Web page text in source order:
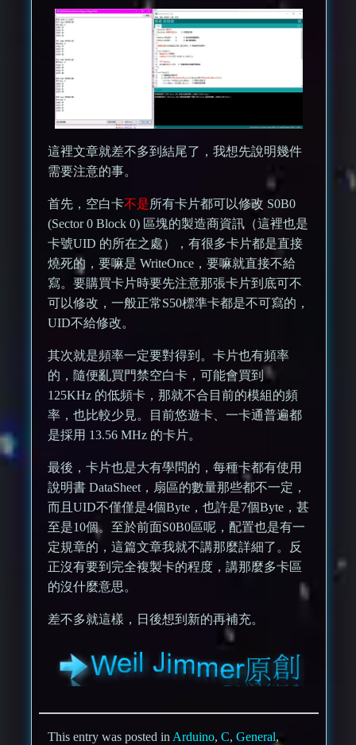
這裡文章就差不多到結尾了，我想先說明幾件
需要注意的事。
首先，空白卡不是所有卡片都可以修改 S0B0
(Sector 0 Block 0) 區塊的製造商資訊（這裡也是
卡號UID 的所在之處），有很多卡片都是直接
燒死的，要嘛是 WriteOnce，要嘛就直接不給
寫。要購買卡片時要先注意那張卡片到底可不
可以修改，一般正常S50標準卡都是不可寫的，
UID不給修改。
其次就是頻率一定要對得到。卡片也有頻率
的，隨便亂買門禁空白卡，可能會買到
125KHz 的低頻卡，那就不合目前的模組的頻
率，也比較少見。目前悠遊卡、一卡通普遍都
是採用 13.56 MHz 的卡片。
最後，卡片也是大有學問的，每種卡都有使用
說明書 DataSheet，扇區的數量那些都不一定，
而且UID不僅僅是4個Byte，也許是7個Byte，甚
至是10個。至於前面S0B0區呢，配置也是有一
定規章的，這篇文章我就不講那麼詳細了。反
正沒有要到完全複製卡的程度，講那麼多卡區
的沒什麼意思。
差不多就這樣，日後想到新的再補充。
This entry was posted in Arduino,C,General,